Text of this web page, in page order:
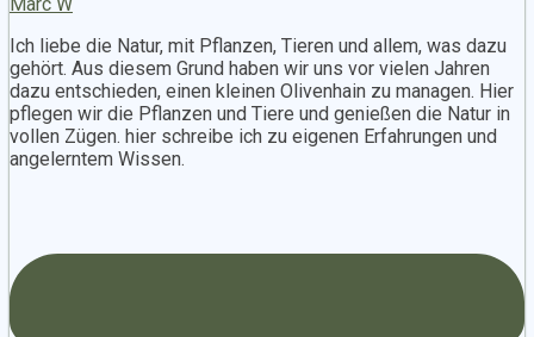
Ich liebe die Natur, mit Pflanzen, Tieren und allem, was dazu
gehört. Aus diesem Grund haben wir uns vor vielen Jahren
dazu entschieden, einen kleinen Olivenhain zu managen. Hier
pflegen wir die Pflanzen und Tiere und genießen die Natur in
vollen Zügen. hier schreibe ich zu eigenen Erfahrungen und
angelerntem Wissen.